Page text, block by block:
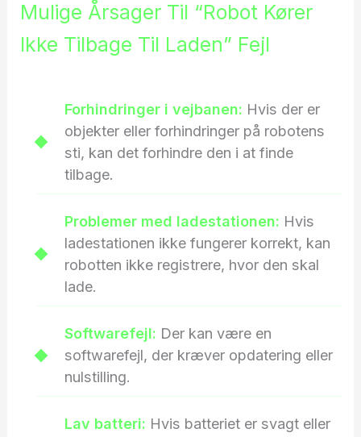
Mulige Årsager Til “robot Kører
Ikke Tilbage Til Laden” Fejl
Forhindringer i vejbanen: Hvis der er
objekter eller forhindringer på robotens
sti, kan det forhindre den i at finde
tilbage.
Problemer med ladestationen: Hvis
ladestationen ikke fungerer korrekt, kan
robotten ikke registrere, hvor den skal
lade.
Softwarefejl: Der kan være en
softwarefejl, der kræver opdatering eller
nulstilling.
Lav batteri: Hvis batteriet er svagt eller